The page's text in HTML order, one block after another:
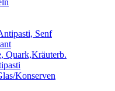
Senf
Quark,Kräuterb.
Konserven